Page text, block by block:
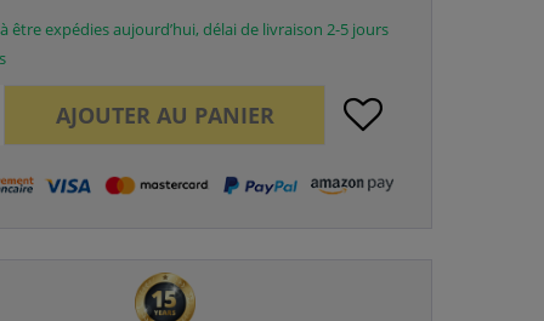
être expédies aujourd’hui, délai de livraison 2-5 jours
AJOUTER AU PANIER